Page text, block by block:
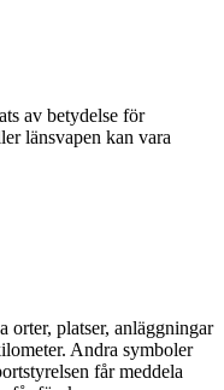
av betydelse för
länsvapen kan vara
orter, platser, anläggningar
Andra symboler
får meddela